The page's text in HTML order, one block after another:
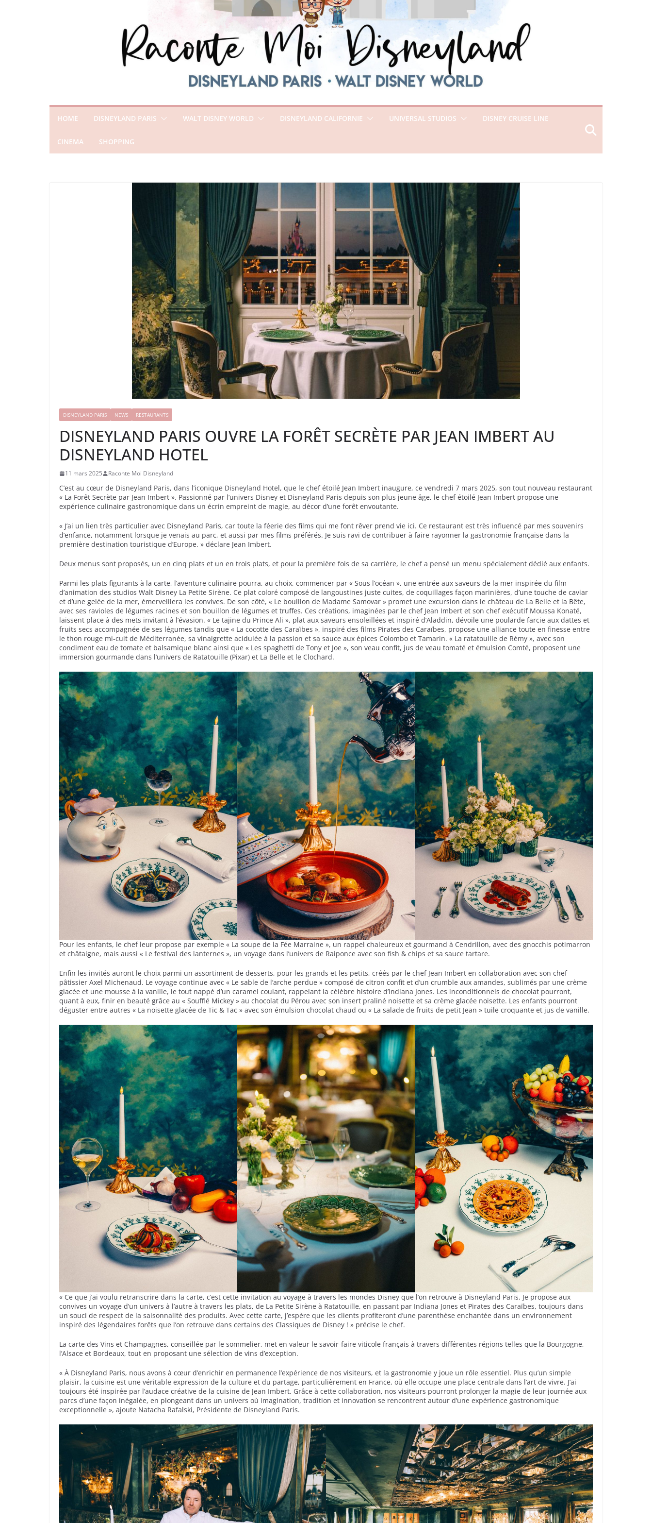
HOME DISNEYLAND PARIS WALT DISNEY WORLD DISNEYLAND CALIFORNIE UNIVERSAL STUDIOS DISNEY CRUISE LINE
CINEMA SHOPPING
DISNEYLAND PARIS NEWS RESTAURANTS
DISNEYLAND PARIS OUVRE LA FORÊT SECRÈTE PAR JEAN IMBERT AU
DISNEYLAND HOTEL
11 mars 2025 Raconte Moi Disneyland
C’est au cœur de Disneyland Paris, dans l’iconique Disneyland Hotel, que le chef étoilé Jean Imbert inaugure, ce vendredi 7 mars 2025, son tout nouveau restaurant
« La Forêt Secrète par Jean Imbert ». Passionné par l’univers Disney et Disneyland Paris depuis son plus jeune âge, le chef étoilé Jean Imbert propose une
expérience culinaire gastronomique dans un écrin empreint de magie, au décor d’une forêt envoutante.
« J’ai un lien très particulier avec Disneyland Paris, car toute la féerie des films qui me font rêver prend vie ici. Ce restaurant est très influencé par mes souvenirs
d’enfance, notamment lorsque je venais au parc, et aussi par mes films préférés. Je suis ravi de contribuer à faire rayonner la gastronomie française dans la
première destination touristique d’Europe. » déclare Jean Imbert.
Deux menus sont proposés, un en cinq plats et un en trois plats, et pour la première fois de sa carrière, le chef a pensé un menu spécialement dédié aux enfants.
Parmi les plats figurants à la carte, l’aventure culinaire pourra, au choix, commencer par « Sous l’océan », une entrée aux saveurs de la mer inspirée du film
d’animation des studios Walt Disney La Petite Sirène. Ce plat coloré composé de langoustines juste cuites, de coquillages façon marinières, d’une touche de caviar
et d’une gelée de la mer, émerveillera les convives. De son côté, « Le bouillon de Madame Samovar » promet une excursion dans le château de La Belle et la Bête,
avec ses ravioles de légumes racines et son bouillon de légumes et truffes. Ces créations, imaginées par le chef Jean Imbert et son chef exécutif Moussa Konaté,
laissent place à des mets invitant à l’évasion. « Le tajine du Prince Ali », plat aux saveurs ensoleillées et inspiré d’Aladdin, dévoile une poularde farcie aux dattes et
fruits secs accompagnée de ses légumes tandis que « La cocotte des Caraïbes », inspiré des films Pirates des Caraïbes, propose une alliance toute en finesse entre
le thon rouge mi-cuit de Méditerranée, sa vinaigrette acidulée à la passion et sa sauce aux épices Colombo et Tamarin. « La ratatouille de Rémy », avec son
condiment eau de tomate et balsamique blanc ainsi que « Les spaghetti de Tony et Joe », son veau confit, jus de veau tomaté et émulsion Comté, proposent une
immersion gourmande dans l’univers de Ratatouille (Pixar) et La Belle et le Clochard.
Pour les enfants, le chef leur propose par exemple « La soupe de la Fée Marraine », un rappel chaleureux et gourmand à Cendrillon, avec des gnocchis potimarron
et châtaigne, mais aussi « Le festival des lanternes », un voyage dans l’univers de Raiponce avec son fish & chips et sa sauce tartare.
Enfin les invités auront le choix parmi un assortiment de desserts, pour les grands et les petits, créés par le chef Jean Imbert en collaboration avec son chef
pâtissier Axel Michenaud. Le voyage continue avec « Le sable de l’arche perdue » composé de citron confit et d’un crumble aux amandes, sublimés par une crème
glacée et une mousse à la vanille, le tout nappé d’un caramel coulant, rappelant la célèbre histoire d’Indiana Jones. Les inconditionnels de chocolat pourront,
quant à eux, finir en beauté grâce au « Soufflé Mickey » au chocolat du Pérou avec son insert praliné noisette et sa crème glacée noisette. Les enfants pourront
déguster entre autres « La noisette glacée de Tic & Tac » avec son émulsion chocolat chaud ou « La salade de fruits de petit Jean » tuile croquante et jus de vanille.
« Ce que j’ai voulu retranscrire dans la carte, c’est cette invitation au voyage à travers les mondes Disney que l’on retrouve à Disneyland Paris. Je propose aux
convives un voyage d’un univers à l’autre à travers les plats, de La Petite Sirène à Ratatouille, en passant par Indiana Jones et Pirates des Caraïbes, toujours dans
un souci de respect de la saisonnalité des produits. Avec cette carte, j’espère que les clients profiteront d’une parenthèse enchantée dans un environnement
inspiré des légendaires forêts que l’on retrouve dans certains des Classiques de Disney ! » précise le chef.
La carte des Vins et Champagnes, conseillée par le sommelier, met en valeur le savoir-faire viticole français à travers différentes régions telles que la Bourgogne,
l’Alsace et Bordeaux, tout en proposant une sélection de vins d’exception.
« À Disneyland Paris, nous avons à cœur d’enrichir en permanence l’expérience de nos visiteurs, et la gastronomie y joue un rôle essentiel. Plus qu’un simple
plaisir, la cuisine est une véritable expression de la culture et du partage, particulièrement en France, où elle occupe une place centrale dans l’art de vivre. J’ai
toujours été inspirée par l’audace créative de la cuisine de Jean Imbert. Grâce à cette collaboration, nos visiteurs pourront prolonger la magie de leur journée aux
parcs d’une façon inégalée, en plongeant dans un univers où imagination, tradition et innovation se rencontrent autour d’une expérience gastronomique
exceptionnelle », ajoute Natacha Rafalski, Présidente de Disneyland Paris.